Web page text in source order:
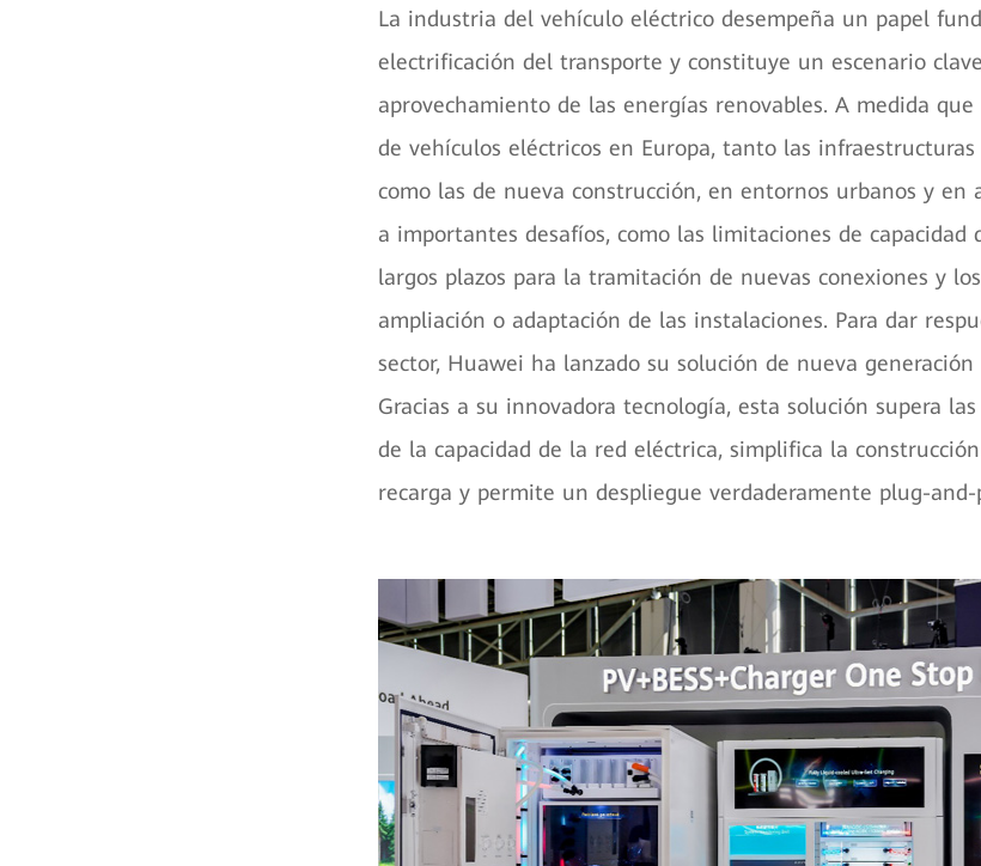
La industria del vehículo eléctrico desempeña un papel
electrificación del transporte y constituye un escenario
aprovechamiento de las energías renovables. A medida que
de vehículos eléctricos en Europa, tanto las
como las de nueva construcción, en entornos urbanos y en
a importantes desafíos, como las limitaciones de capacidad
largos plazos para la tramitación de nuevas conexiones y
ampliación o adaptación de las instalaciones. Para dar
sector, Huawei ha lanzado su solución de nueva generación
Gracias a su innovadora tecnología, esta solución supera
de la capacidad de la red eléctrica, simplifica la
recarga y permite un despliegue verdaderamente plug-and-